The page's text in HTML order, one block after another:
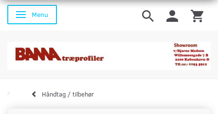
Skifte navigation
Menu
Håndtag / tilbehør